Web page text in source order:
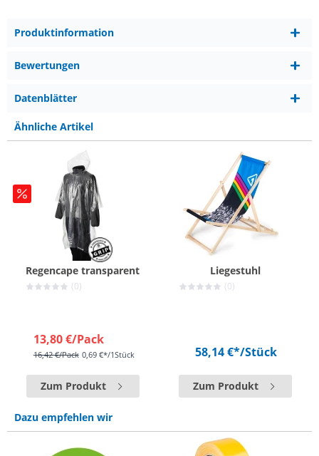
Produktinformation
Bewertungen
Datenblätter
Ähnliche Artikel
Regencape transparent
(0)
13,80 €/Pack
16,42 €/Pack 0,69 €*/1Stück
Zum Produkt
Liegestuhl
(0)
58,14 €*/Stück
Zum Produkt
Dazu empfehlen wir